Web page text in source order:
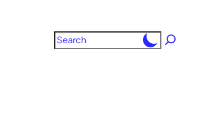
Search